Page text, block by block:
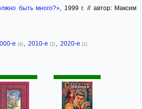
быть много?» , 1999 г. // автор: Максим
е (4) 2010-е (2) 2020-е (1)